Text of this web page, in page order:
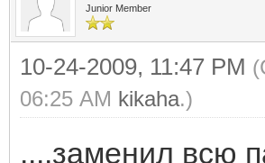
Junior Member
10-24-2009, 11:47 PM
06:25 AM kikaha.)
....заменил всю